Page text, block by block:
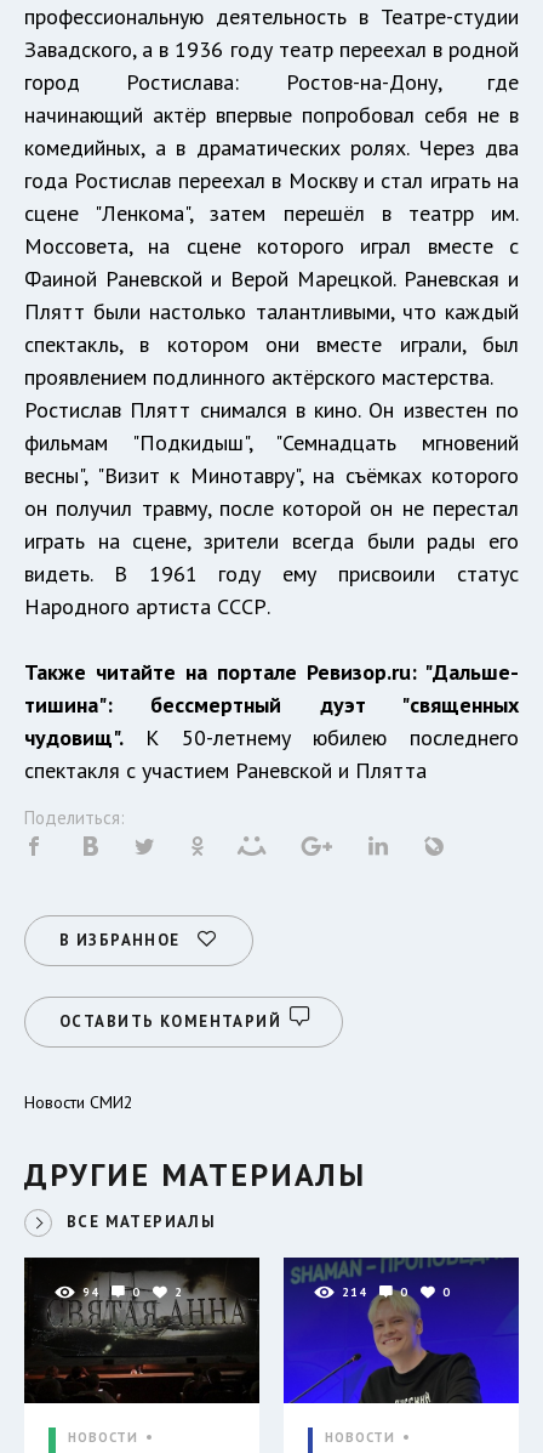
профессиональную деятельность в Театре-студии
Завадского, а в 1936 году театр переехал в родной
город Ростислава: Ростов-на-Дону, где
начинающий актёр впервые попробовал себя не в
комедийных, а в драматических ролях. Через два
года Ростислав переехал в Москву и стал играть на
сцене "Ленкома", затем перешёл в театрр им.
Моссовета, на сцене которого играл вместе с
Фаиной Раневской и Верой Марецкой. Раневская и
Плятт были настолько талантливыми, что каждый
спектакль, в котором они вместе играли, был
проявлением подлинного актёрского мастерства.
Ростислав Плятт снимался в кино. Он известен по
фильмам "Подкидыш", "Семнадцать мгновений
весны", "Визит к Минотавру", на съёмках которого
он получил травму, после которой он не перестал
играть на сцене, зрители всегда были рады его
видеть. В 1961 году ему присвоили статус
Народного артиста СССР.
Также читайте на портале Ревизор.ru: "Дальше-
тишина": бессмертный дуэт "священных
чудовищ". К 50-летнему юбилею последнего
спектакля с участием Раневской и Плятта
Поделиться:
В ИЗБРАННОЕ
ОСТАВИТЬ КОМЕНТАРИЙ
Новости СМИ2
ДРУГИЕ МАТЕРИАЛЫ
ВСЕ МАТЕРИАЛЫ
94 0 2
НОВОСТИ
214 0 0
НОВОСТИ